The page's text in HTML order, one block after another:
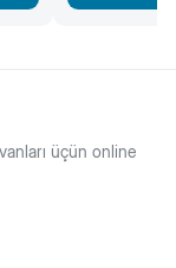
üçün online